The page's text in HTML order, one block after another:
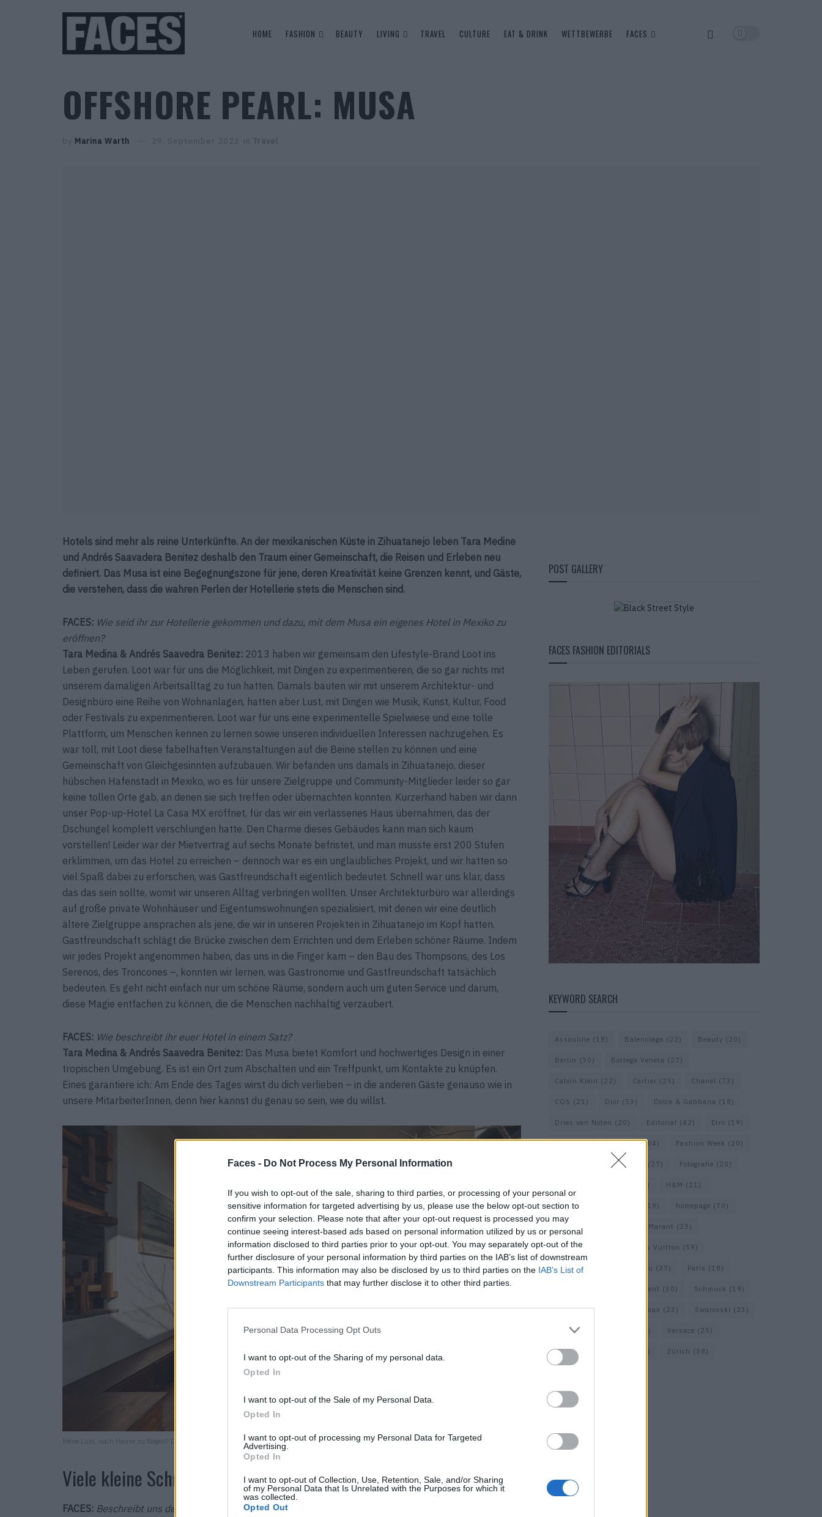
Faces - Do Not Process My Personal Information
If you wish to opt-out of the sale, sharing to third parties, or processing of your personal or
sensitive information for targeted advertising by us, please use the below opt-out section to
confirm your selection. Please note that after your opt-out request is processed you may
continue seeing interest-based ads based on personal information utilized by us or personal
information disclosed to third parties prior to your opt-out. You may separately opt-out of the
further disclosure of your personal information by third parties on the IAB’s list of downstream
participants. This information may also be disclosed by us to third parties on the IAB’s List of
Downstream Participants that may further disclose it to other third parties.
Personal Data Processing Opt Outs
I want to opt-out of the Sharing of my personal data.
Opted In
I want to opt-out of the Sale of my Personal Data.
Opted In
I want to opt-out of processing my Personal Data for Targeted
Advertising.
Opted In
I want to opt-out of Collection, Use, Retention, Sale, and/or Sharing
of my Personal Data that Is Unrelated with the Purposes for which it
was collected.
Opted Out
HOME FASHION BEAUTY LIVING TRAVEL CULTURE EAT & DRINK WETTBEWERBE FACES
OFFSHORE PEARL: MUSA
by Marina Warth 29. September 2023 in Travel
Hotels sind mehr als reine Unterkünfte. An der mexikanischen Küste in Zihuatanejo leben Tara Medine
und Andrés Saavadera Benitez deshalb den Traum einer Gemeinschaft, die Reisen und Erleben neu
definiert. Das Musa ist eine Begegnungszone für jene, deren Kreativität keine Grenzen kennt, und Gäste,
die verstehen, dass die wahren Perlen der Hotellerie stets die Menschen sind.
FACES: Wie seid ihr zur Hotellerie gekommen und dazu, mit dem Musa ein eigenes Hotel in Mexiko zu
eröffnen?
Tara Medina & Andrés Saavedra Benitez: 2013 haben wir gemeinsam den Lifestyle-Brand Loot ins
Leben gerufen. Loot war für uns die Möglichkeit, mit Dingen zu experimentieren, die so gar nichts mit
unserem damaligen Arbeitsalltag zu tun hatten. Damals bauten wir mit unserem Architektur- und
Designbüro eine Reihe von Wohnanlagen, hatten aber Lust, mit Dingen wie Musik, Kunst, Kultur, Food
oder Festivals zu experimentieren. Loot war für uns eine experimentelle Spielwiese und eine tolle
Plattform, um Menschen ­kennen zu lernen sowie unseren individuellen Interessen nachzugehen. Es
war toll, mit Loot diese fabelhaften Veranstaltungen auf die Beine stellen zu ­können und eine
Gemeinschaft von Gleichgesinnten aufzubauen. Wir befanden uns damals in Zihuatanejo, dieser
hübschen Hafenstadt in Mexiko, wo es für unsere Zielgruppe und Community-Mitglieder leider so gar
keine tollen Orte gab, an denen sie sich treffen oder übernachten konnten. Kurzerhand haben wir dann
unser Pop-up-Hotel La Casa MX eröffnet, für das wir ein verlassenes Haus übernahmen, das der
Dschungel komplett verschlungen hatte. Den Charme dieses Gebäudes kann man sich kaum
vorstellen! Leider war der Mietvertrag auf sechs Monate befristet, und man musste erst 200 Stufen
erklimmen, um das Hotel zu erreichen – dennoch war es ein unglaubliches Projekt, und wir hatten so
viel Spaß dabei zu erforschen, was Gastfreundschaft eigentlich bedeutet. Schnell war uns klar, dass
das das sein sollte, womit wir unseren Alltag verbringen wollten. Unser Architek­turbüro war allerdings
auf große private Wohnhäuser und Eigentumswohnungen spezialisiert, mit denen wir eine deutlich
ältere Zielgruppe ansprachen als jene, die wir in unseren Projekten in Zihuatanejo im Kopf hatten.
Gastfreundschaft schlägt die Brücke zwischen dem Errichten und dem Erleben schöner Räume. Indem
wir jedes Projekt angenommen haben, das uns in die Finger kam – den Bau des Thompsons, des Los
Serenos, des Troncones –, konnten wir lernen, was Gastronomie und Gastfreundschaft tatsächlich
bedeuten. Es geht nicht einfach nur um schöne Räume, sondern auch um guten Service und darum,
diese Magie entfachen zu können, die die Menschen nachhaltig verzaubert.
FACES: Wie beschreibt ihr euer Hotel in einem Satz?
Tara Medina & Andrés Saavedra Benitez: Das Musa bietet Komfort und hochwertiges Design in einer
tropischen Umgebung. Es ist ein Ort zum Abschalten und ein Treffpunkt, um Kontakte zu knüpfen.
Eines garantiere ich: Am Ende des Tages wirst du dich verlieben – in die anderen Gäste genauso wie in
unsere MitarbeiterInnen, denn hier kannst du genau so sein, wie du willst.
Keine Lust, nach Hause zu fliegen? Die sogenannten Hideaways bieten dir private Unterkünfte und in der Ferne ein neues Zuhause.
Viele kleine Schritte und ein großes Ziel
FACES: Beschreibt uns den Weg von der Idee bis zum fertigen Hotel!
POST GALLERYBLACK STREET
FACES FASHION EDITORIALS
KEYWORD SEARCH
Assouline (18) Balenciaga (22) Beauty (20)
Berlin (30) Bottega Veneta (27)
Calvin Klein (22) Cartier (25) Chanel (73)
COS (21) Dior (53) Dolce & Gabbana (18)
Dries van Noten (20) Editorial (42) Etro (19)
Falke(36) Fashion(104) Fashion Week (20)
Ferragamo (27) Fotografie (20)
(17) H&M (21)
Hermes (19) homepage (70)
Interview Isabel Marant (23)
Jimmy Choo Louis Vuitton (59)
Max Mara Miu Miu (27) Paris (18)
Saint Laurent (30) Schmuck (19)
Short Trip(29) Sportmax (23) Swarovski (23)
Travel(22) (33) Versace (25)
Wolford (18) Zürich (38)